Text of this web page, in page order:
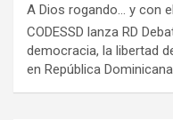
A Dios rogando… y con
CODESSD lanza RD
democracia, la libertad
en República Dominicana